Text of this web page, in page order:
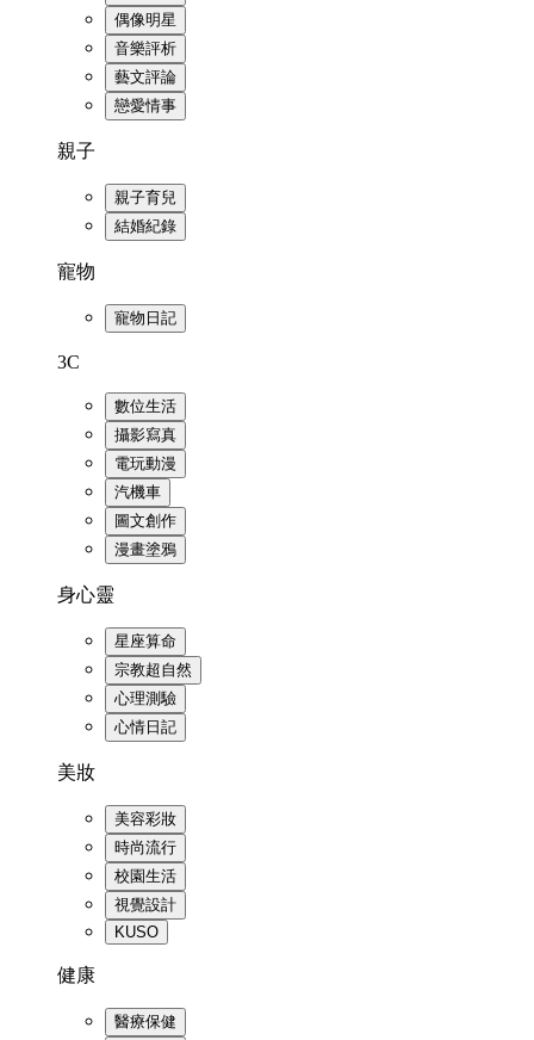
偶像明星
音樂評析
藝文評論
戀愛情事
親子
親子育兒
結婚紀錄
寵物
寵物日記
3C
數位生活
攝影寫真
電玩動漫
汽機車
圖文創作
漫畫塗鴉
身心靈
星座算命
宗教超自然
心理測驗
心情日記
美妝
美容彩妝
時尚流行
校園生活
視覺設計
KUSO
健康
醫療保健